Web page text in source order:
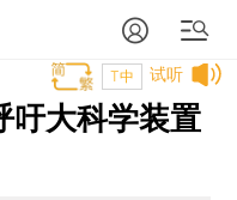
试听
T中
吁大科学装置